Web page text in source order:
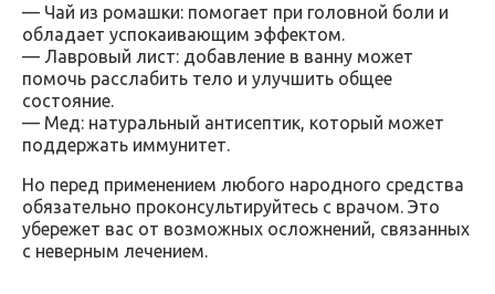
— Чай из ромашки: помогает при головной боли и
обладает успокаивающим эффектом.
— Лавровый лист: добавление в ванну может
помочь расслабить тело и улучшить общее
состояние.
— Мед: натуральный антисептик, который может
поддержать иммунитет.
Но перед применением любого народного средства
обязательно проконсультируйтесь с врачом. Это
убережет вас от возможных осложнений, связанных
с неверным лечением.